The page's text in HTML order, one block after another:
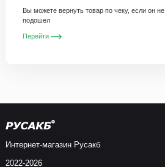
Вы можете вернуть товар по чеку, если он не
подошел
Перейти
Интернет-магазин Русакб
2022-2026